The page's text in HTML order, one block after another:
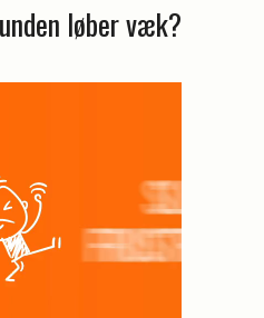
løber væk?